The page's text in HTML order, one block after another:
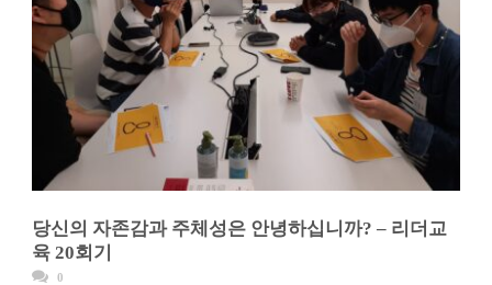
당신의 자존감과 주체성은 안녕하십니까? – 리더교
육 20회기
0